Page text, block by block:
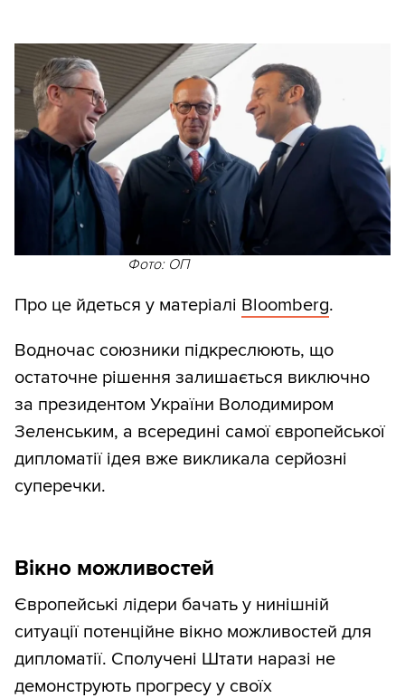
Фото: ОП
Про це йдеться у матеріалі Bloomberg.
Водночас союзники підкреслюють, що
остаточне рішення залишається виключно
за президентом України Володимиром
Зеленським, а всередині самої європейської
дипломатії ідея вже викликала серйозні
суперечки.
Вікно можливостей
Європейські лідери бачать у нинішній
ситуації потенційне вікно можливостей для
дипломатії. Сполучені Штати наразі не
демонструють прогресу у своїх